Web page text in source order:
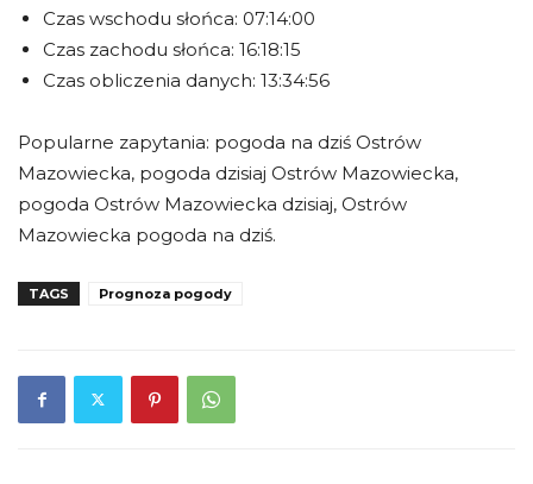
Czas wschodu słońca: 07:14:00
Czas zachodu słońca: 16:18:15
Czas obliczenia danych: 13:34:56
Popularne zapytania: pogoda na dziś Ostrów
Mazowiecka, pogoda dzisiaj Ostrów Mazowiecka,
pogoda Ostrów Mazowiecka dzisiaj, Ostrów
Mazowiecka pogoda na dziś.
TAGS Prognoza pogody